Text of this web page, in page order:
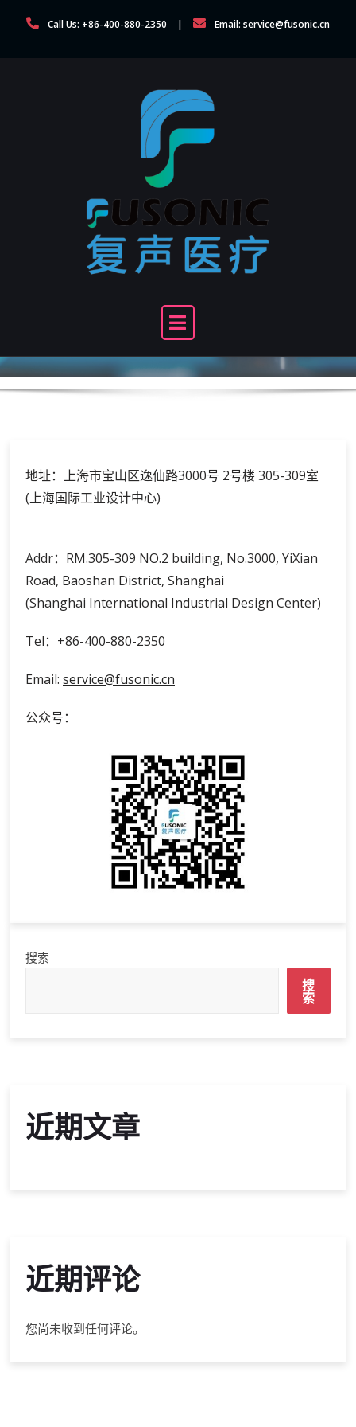
Call Us: +86-400-880-2350 Email: service@fusonic.cn
地址：上海市宝山区逸仙路3000号 2号楼 305-309室
(上海国际工业设计中心)
Addr：RM.305-309 NO.2 building, No.3000, YiXian
Road, Baoshan District, Shanghai
(Shanghai International Industrial Design Center)
Tel：+86-400-880-2350
Email: service@fusonic.cn
公众号：
搜索
搜
索
近期文章
近期评论
您尚未收到任何评论。